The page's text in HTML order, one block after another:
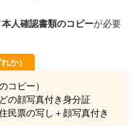
本人確認書類のコピーが必要
か）
コピー）
の顔写真付き身分証
民票の写し＋顔写真付き